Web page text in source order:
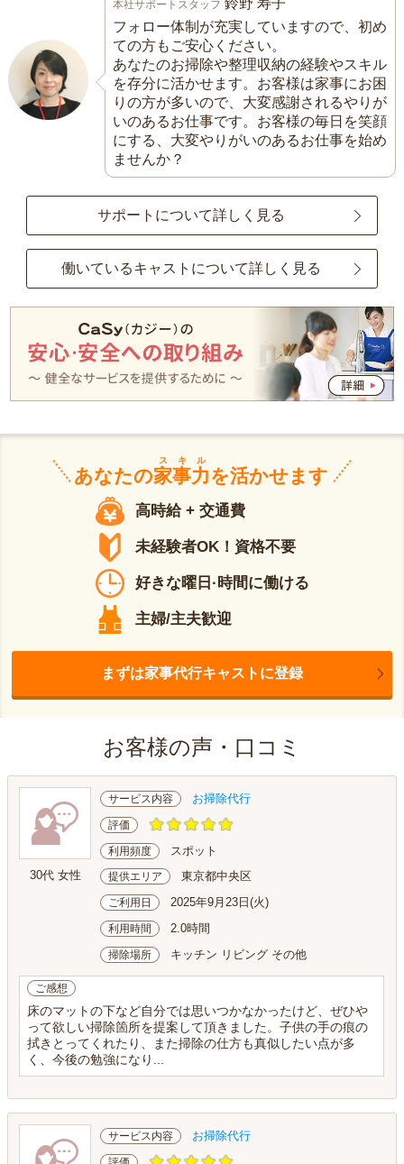
本社サポートスタッフ
フォロー体制が充実していますので、初め
ての方もご安心ください。
あなたのお掃除や整理収納の経験やスキル
を存分に活かせます。お客様は家事にお困
りの方が多いので、大変感謝されるやりが
いのあるお仕事です。お客様の毎日を笑顔
にする、大変やりがいのあるお仕事を始め
ませんか？
サポートについて詳しく見る
働いているキャストについて詳しく見る
あなたの家事力
スキル
を活かせます
高時給 + 交通費
未経験者OK！資格不要
好きな曜日·時間に働ける
主婦/主夫歓迎
まずは家事代行キャストに登録
お客様の声・口コミ
30代 女性
サービス内容 お掃除代行
評価
利用頻度 スポット
提供エリア 東京都中央区
ご利用日 2025年9月23日(火)
利用時間 2.0時間
掃除場所 キッチン リビング その他
ご感想
床のマットの下など自分では思いつかなかったけど、ぜひや
って欲しい掃除箇所を提案して頂きました。子供の手の痕の
拭きとってくれたり、また掃除の仕方も真似したい点が多
く、今後の勉強になり...
サービス内容 お掃除代行